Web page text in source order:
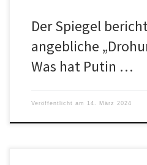
Der Spiegel
angebliche
Was hat Putin …
Veröffentlicht am 14. März 2024